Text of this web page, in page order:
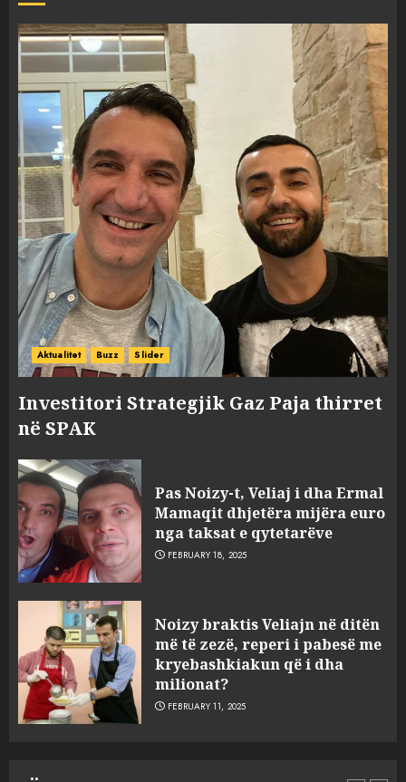
Aktualitet Buzz Slider
Investitori Strategjik Gaz Paja thirret
në SPAK
Pas Noizy-t, Veliaj i dha Ermal
Mamaqit dhjetëra mijëra euro
nga taksat e qytetarëve
FEBRUARY 18, 2025
Noizy braktis Veliajn në ditën
më të zezë, reperi i pabesë me
kryebashkiakun që i dha
milionat?
FEBRUARY 11, 2025
3
sulmuan “One Albania”,
ngjarja u fsheh. A u vodhën
serverat?
MARCH 25, 2025